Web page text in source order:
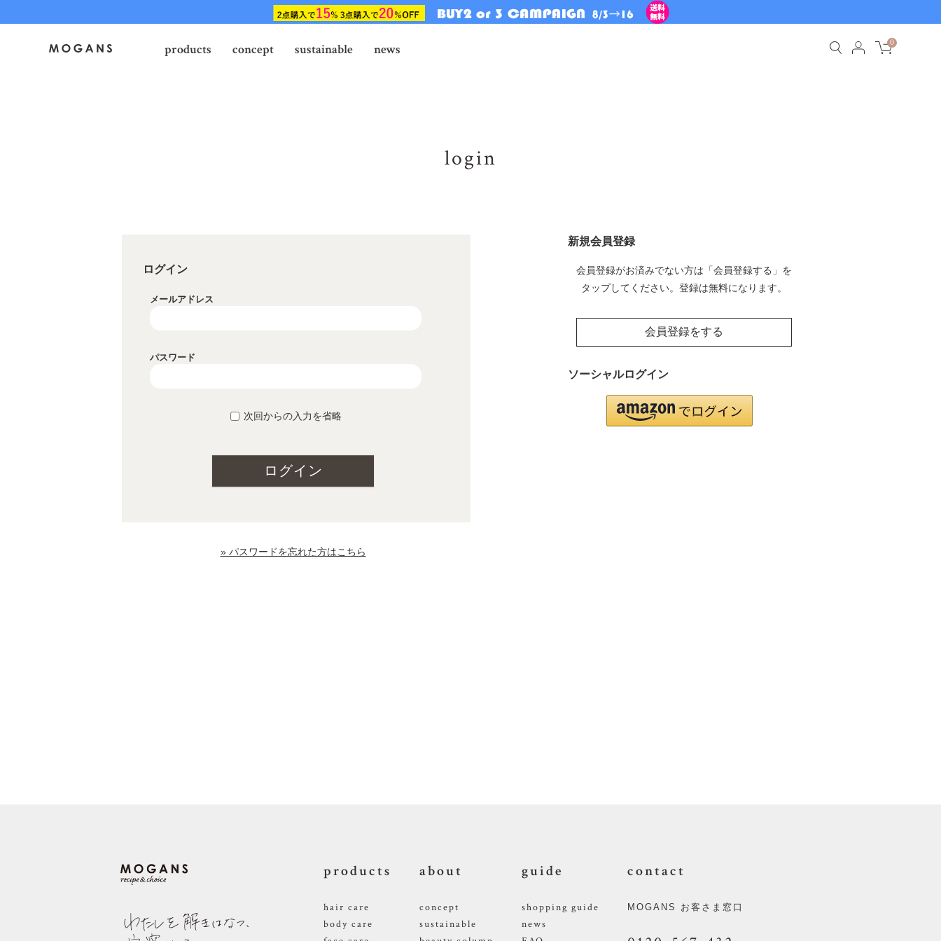
products concept sustainable news 0
login
ログイン
メールアドレス
パスワード
次回からの入力を省略
ログイン
» パスワードを忘れた方はこちら
新規会員登録
会員登録がお済みでない方は「会員登録する」を
タップしてください。登録は無料になります。
会員登録をする
ソーシャルログイン
products
hair care
body care
about
concept
sustainable
guide
shopping guide
news
contact
MOGANS お客さま窓口